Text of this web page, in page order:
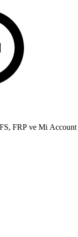
FRP ve Mi Account